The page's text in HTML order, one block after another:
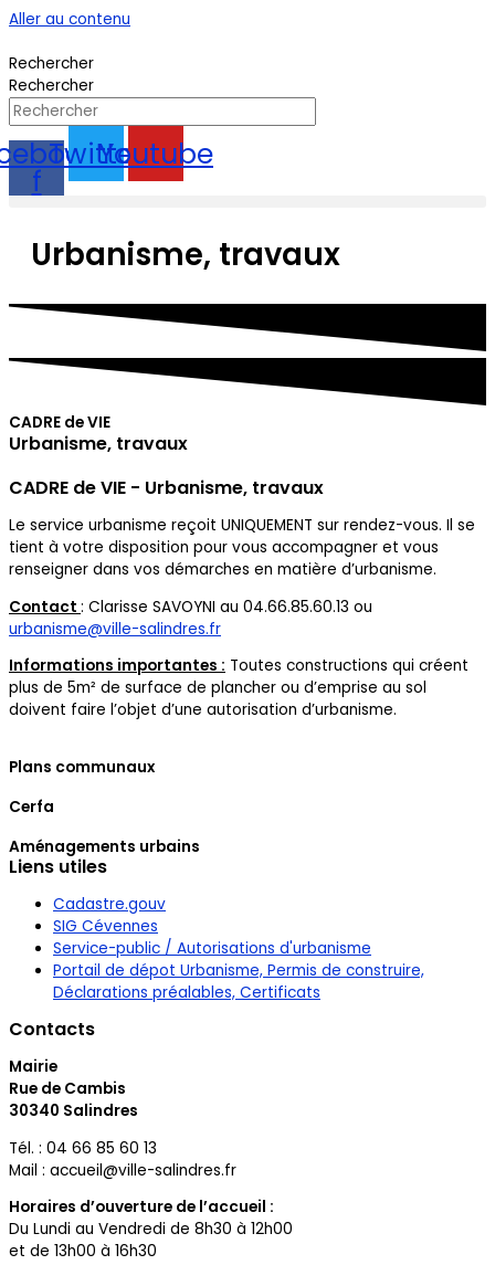
Aller au contenu
Rechercher
Rechercher
f
TwitterYoutube
Urbanisme, travaux
CADRE de VIE
Urbanisme, travaux
CADRE de VIE - Urbanisme, travaux
Le service urbanisme reçoit UNIQUEMENT sur rendez-vous. Il se
tient à votre disposition pour vous accompagner et vous
renseigner dans vos démarches en matière d’urbanisme.
Contact : Clarisse SAVOYNI au 04.66.85.60.13 ou
urbanisme@ville-salindres.fr
Informations importantes : Toutes constructions qui créent
plus de 5m² de surface de plancher ou d’emprise au sol
doivent faire l’objet d’une autorisation d’urbanisme.
Plans communaux
Cerfa
Aménagements urbains
Liens utiles
Cadastre.gouv
SIG Cévennes
Service-public / Autorisations d'urbanisme
Portail de dépot Urbanisme, Permis de construire,
Déclarations préalables, Certificats
Contacts
Mairie
Rue de Cambis
30340 Salindres
Tél. : 04 66 85 60 13
Mail : accueil@ville-salindres.fr
Horaires d’ouverture de l’accueil :
Du Lundi au Vendredi de 8h30 à 12h00
et de 13h00 à 16h30